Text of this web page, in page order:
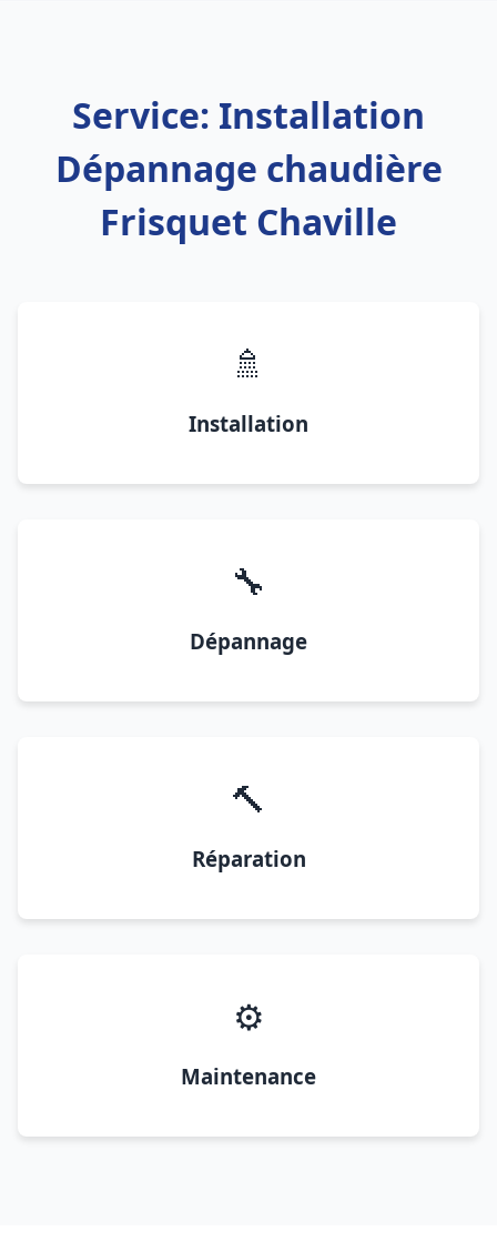
Service: Installation
Dépannage chaudière
Frisquet Chaville
🚿
Installation
🔧
Dépannage
🔨
Réparation
⚙️
Maintenance